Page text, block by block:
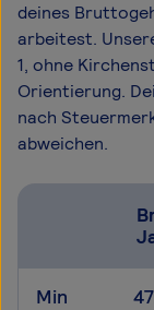
deines
arbeitest.
1, ohne
Orientierung.
nach
abweichen.
Min